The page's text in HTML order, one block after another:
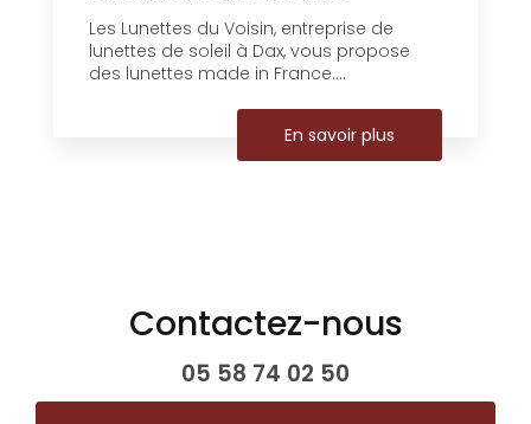
Les Lunettes du Voisin, entreprise de
lunettes de soleil à Dax, vous propose
des lunettes made in France....
En savoir plus
Contactez-nous
05 58 74 02 50